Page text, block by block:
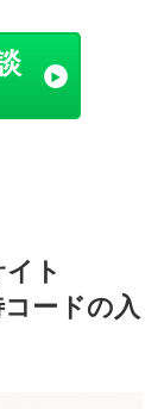
ト
ードの入